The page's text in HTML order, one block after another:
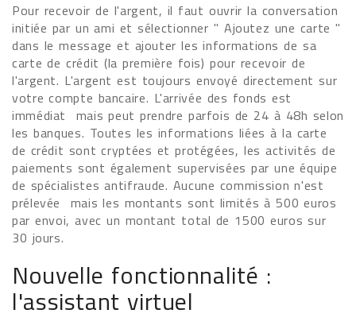
Pour recevoir de l'argent, il faut ouvrir la conversation
initiée par un ami et sélectionner " Ajoutez une carte "
dans le message et ajouter les informations de sa
carte de crédit (la première fois) pour recevoir de
l'argent. L'argent est toujours envoyé directement sur
votre compte bancaire. L'arrivée des fonds est
immédiat mais peut prendre parfois de 24 à 48h selon
les banques. Toutes les informations liées à la carte
de crédit sont cryptées et protégées, les activités de
paiements sont également supervisées par une équipe
de spécialistes antifraude. Aucune commission n'est
prélevée mais les montants sont limités à 500 euros
par envoi, avec un montant total de 1500 euros sur
30 jours.
Nouvelle fonctionnalité :
l'assistant virtuel